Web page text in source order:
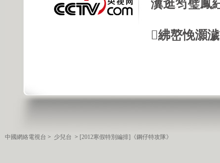
瀵逛笉璧鳳
紼嶅悗灝
中國網絡電視台 > 少兒台 > [2012寒假特別編排]《鋼仔特攻隊》